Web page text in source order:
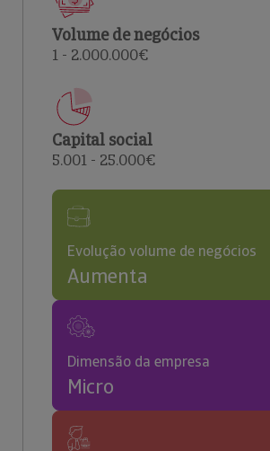
Volume de negócios
1 - 2.000.000€
Capital social
5.001 - 25.000€
Evolução volume de negócios
Aumenta
Dimensão da empresa
Micro